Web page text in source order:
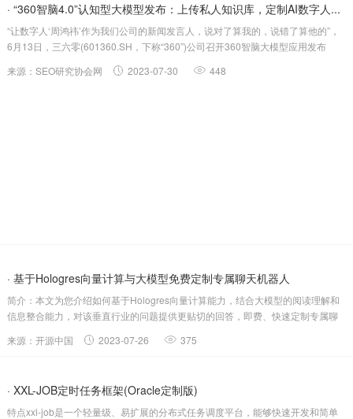
· “360智脑4.0”认知型大模型发布：上传私人知识库，定制AI数字人...
“让数字人‘周鸿祎’作为我们公司的新闻发言人，说对了算我的，说错了算他的”，
6月13日，三六零(601360.SH，下称“360”)公司召开360智脑大模型应用发布
人周鸿祎现场创建了自己的数字分身作为“360发言人...
来源：SEO研究协会网 2023-07-30 448
· 基于Hologres向量计算与大模型免费定制专属聊天机器人
简介：本文为您介绍如何基于Hologres向量计算能力，结合大模型的阅读理解和
信息整合能力，对该垂直行业的问题提供更贴切的回答，即费、快速定制专属聊
人，除了训练大模型的方式外，还可以使用提示词微调（Prompt-tuning）.....
来源：开源中国 2023-07-26 375
· XXL-JOB定时任务框架(Oracle定制版)
特点xxl-job是一个轻量级、易扩展的分布式任务调度平台，能够快速开发和简单